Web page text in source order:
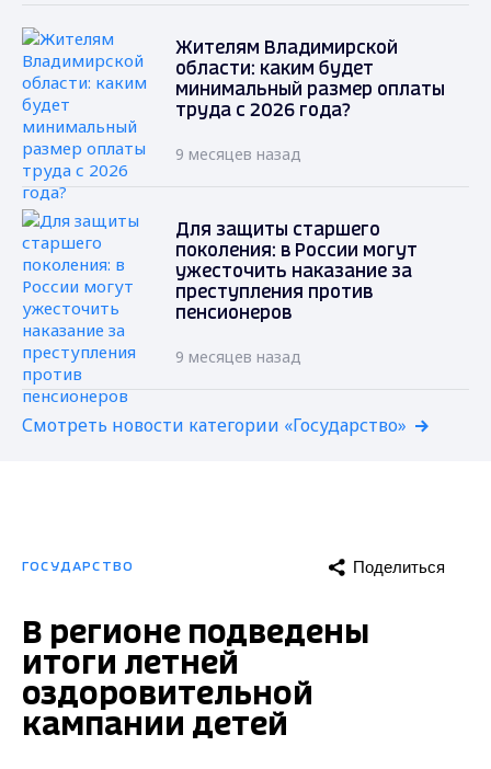
Жителям Владимирской
области: каким будет
минимальный размер оплаты
труда с 2026 года?
9 месяцев назад
Для защиты старшего
поколения: в России могут
ужесточить наказание за
преступления против
пенсионеров
9 месяцев назад
Смотреть новости категории «Государство»
ГОСУДАРСТВО Поделиться
В регионе подведены
итоги летней
оздоровительной
кампании детей